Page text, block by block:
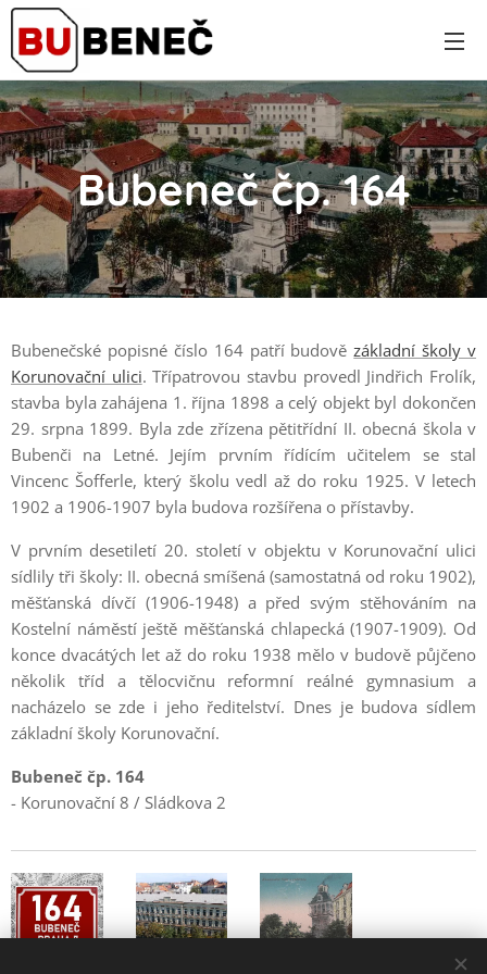
Bubeneč čp. 164
Bubenečské popisné číslo 164 patří budovězákladní školy v
Korunovační ulici. Třípatrovou stavbu provedl Jindřich Frolík,
stavba byla zahájena 1. října 1898 a celý objekt byl dokončen
29. srpna 1899. Byla zde zřízena pětitřídní II. obecná škola v
Bubenči na Letné. Jejím prvním řídícím učitelem se stal
Vincenc Šofferle, který školu vedl až do roku 1925. V letech
1902 a 1906-1907 byla budova rozšířena o přístavby.
V prvním desetiletí 20. století v objektu v Korunovační ulici
sídlily tři školy: II. obecná smíšená (samostatná od roku 1902),
měšťanská dívčí (1906-1948) a před svým stěhováním na
Kostelní náměstí ještě měšťanská chlapecká (1907-1909). Od
konce dvacátých let až do roku 1938 mělo v budově půjčeno
několik tříd a tělocvičnu reformní reálné gymnasium a
nacházelo se zde i jeho ředitelství. Dnes je budova sídlem
základní školy Korunovační.
Bubeneč čp. 164
- Korunovační 8 / Sládkova 2